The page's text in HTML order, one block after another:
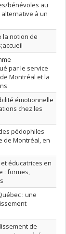
bénévoles au
alternative à un
la notion de
par le service
Montréal et la
émotionnelle
chez les
pédophiles
de Montréal, en
éducatrices en
: formes,
: une
de